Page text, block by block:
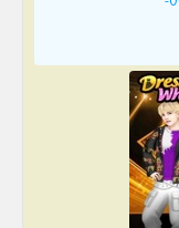
تم تحميل اللعبة وتحديثها بالتاريخ: 2024-06-